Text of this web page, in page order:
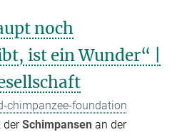
noch
ist ein Wunder“ |
chimpanzee-foundation
derSchimpansen an der